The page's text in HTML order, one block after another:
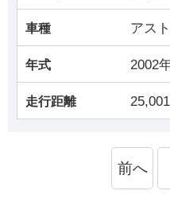
車種 アス
年式 2002
走行距離
前へ